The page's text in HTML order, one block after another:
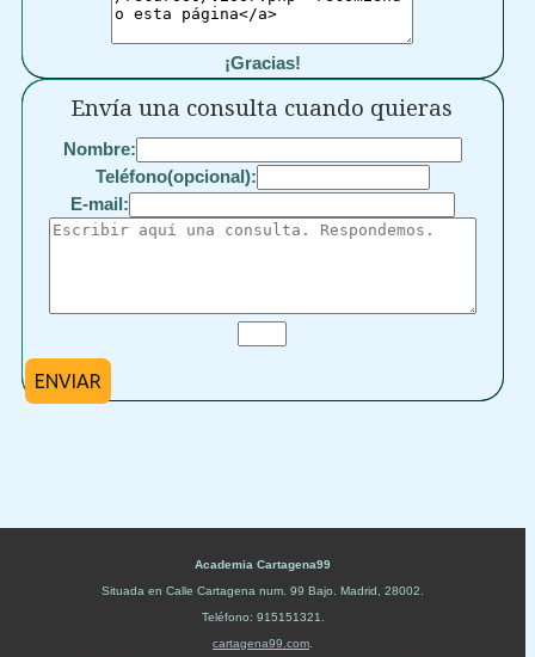
¡Gracias!
Envía una consulta cuando quieras
Nombre:
Teléfono(opcional):
E-mail:
ENVIAR
Academia Cartagena99
Situada en Calle Cartagena num. 99 Bajo Madrid 28002
Teléfono: 915151321
cartagena99.com